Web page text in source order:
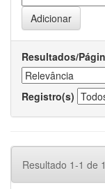
Resultados/
Registro(s)
Resultado 1-1 de